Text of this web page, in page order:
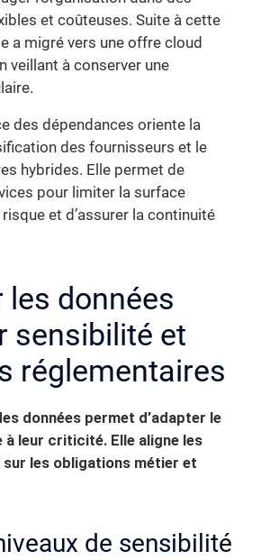
et coûteuses. Suite à cette
a migré vers une offre cloud
veillant à conserver une
des dépendances oriente la
des fournisseurs et le
hybrides. Elle permet de
pour limiter la surface
risque et d’assurer la continuité
les données
sensibilité et
réglementaires
données permet d’adapter le
à leur criticité. Elle aligne les
les obligations métier et
de sensibilité